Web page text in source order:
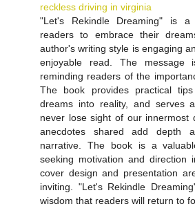
reckless driving in virginia
"Let's Rekindle Dreaming" is a
readers to embrace their
author's writing style is engaging
enjoyable read. The message
reminding readers of the
The book provides practical
dreams into reality, and serves
never lose sight of our innermost
anecdotes shared add depth
narrative. The book is a
seeking motivation and direction
cover design and presentation
inviting. "Let's Rekindle
wisdom that readers will return to